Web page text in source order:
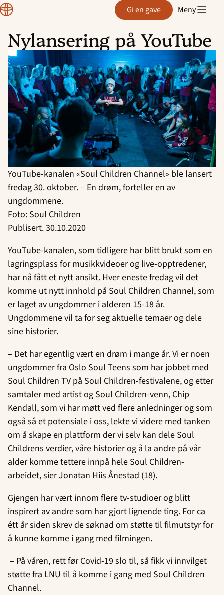
Hopp
til
innhold
Normisjon Gi en gave Meny
Nylansering på YouTube
YouTube-kanalen «Soul Children Channel» ble lansert
fredag 30. oktober. – En drøm, forteller en av
ungdommene.
Foto: Soul Children
Publisert. 30.10.2020
YouTube-kanalen, som tidligere har blitt brukt som en
lagringsplass for musikkvideoer og live-opptredener,
har nå fått et nytt ansikt. Hver eneste fredag vil det
komme ut nytt innhold på Soul Children Channel, som
er laget av ungdommer i alderen 15-18 år.
Ungdommene vil ta for seg aktuelle temaer og dele
sine historier.
– Det har egentlig vært en drøm i mange år. Vi er noen
ungdommer fra Oslo Soul Teens som har jobbet med
Soul Children TV på Soul Children-festivalene, og etter
samtaler med artist og Soul Children-venn, Chip
Kendall, som vi har møtt ved flere anledninger og som
også så et potensiale i oss, lekte vi videre med tanken
om å skape en plattform der vi selv kan dele Soul
Childrens verdier, våre historier og å la andre på vår
alder komme tettere innpå hele Soul Children-
arbeidet, sier Jonatan Hiis Ånestad (18).
Gjengen har vært innom flere tv-studioer og blitt
inspirert av andre som har gjort lignende ting. For ca
étt år siden skrev de søknad om støtte til filmutstyr for
å kunne komme i gang med filmingen.
– På våren, rett før Covid-19 slo til, så fikk vi innvilget
støtte fra LNU til å komme i gang med Soul Children
Channel.